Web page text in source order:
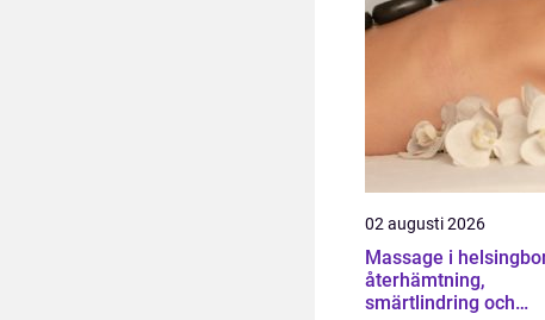
02 augusti 2026
Massage i
återhämtning,
smärtlindring och